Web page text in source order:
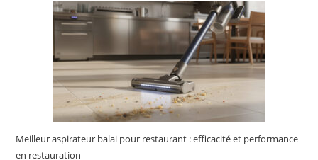
Meilleur aspirateur balai pour restaurant : efficacité et performance
en restauration